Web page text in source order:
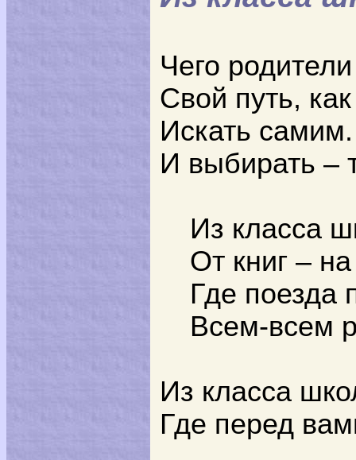
Чего
Свой путь,
Искать
И выбирать –
Из класса
От книг –
Где поезда
Всем-всем
Из класса
Где перед